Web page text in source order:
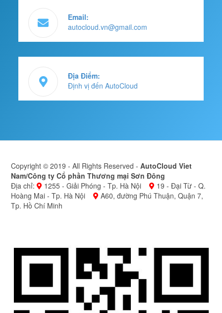
Email:
autocloud.vn@gmail.com
Địa Điểm:
Định vị đến AutoCloud
Copyright © 2019 - All Rights Reserved -AutoCloud Viet
Nam/Công ty Cổ phần Thương mại Sơn Đông
Địa chỉ:
1255 - Giải Phóng - Tp. Hà Nội
19 - Đại Từ - Q.
Hoàng Mai - Tp. Hà Nội
A60, đường Phú Thuận, Quận 7,
Tp. Hồ Chí Minh